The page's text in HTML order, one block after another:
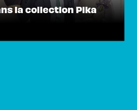
la collection Pika